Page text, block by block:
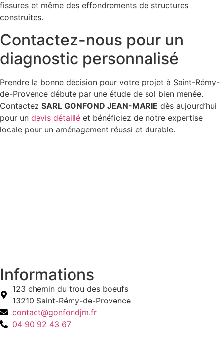
fissures et même des effondrements de structures
construites.
Contactez-nous pour un
diagnostic personnalisé
Prendre la bonne décision pour votre projet à Saint-Rémy-
de-Provence débute par une étude de sol bien menée.
Contactez SARL GONFOND JEAN-MARIE dès aujourd’hui
pour un devis détaillé et bénéficiez de notre expertise
locale pour un aménagement réussi et durable.
Informations
123 chemin du trou des boeufs
13210 Saint-Rémy-de-Provence
contact@gonfondjm.fr
04 90 92 43 67